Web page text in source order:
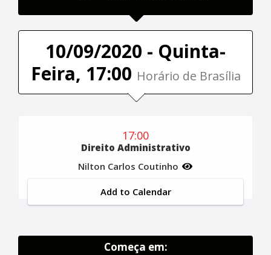
10/09/2020 - Quinta-
Feira, 17:00 Horário de Brasília
17:00
Direito Administrativo
Nilton Carlos Coutinho
Add to Calendar
Começa em: